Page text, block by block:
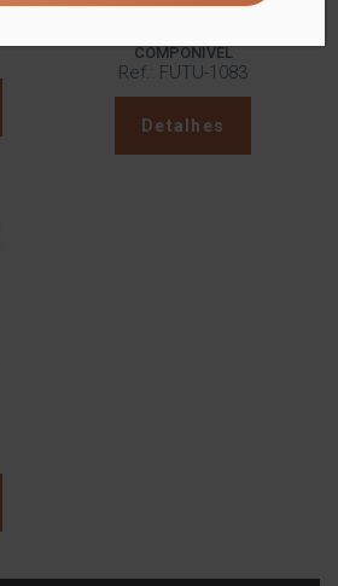
COMPONÍVEL
Ref.: FUTU-1083
Detalhes